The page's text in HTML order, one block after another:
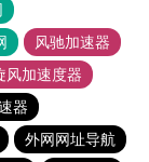
风驰加速器
风加速度器
器
外网网址导航